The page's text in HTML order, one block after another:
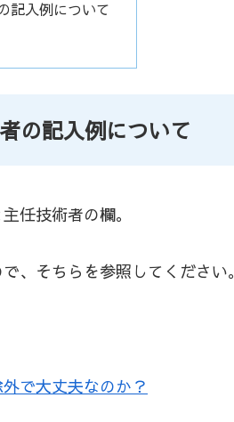
記入例について
の記入例について
任技術者の欄。
、そちらを参照してください。
で大丈夫なのか？